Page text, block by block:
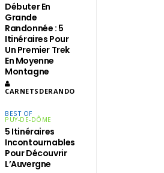
Débuter En
Grande
Randonnée : 5
Itinéraires Pour
Un Premier Trek
En Moyenne
Montagne
CARNETSDERANDO
BEST OF
PUY-DE-DÔME
5 Itinéraires
Incontournables
Pour Découvrir
L’Auvergne